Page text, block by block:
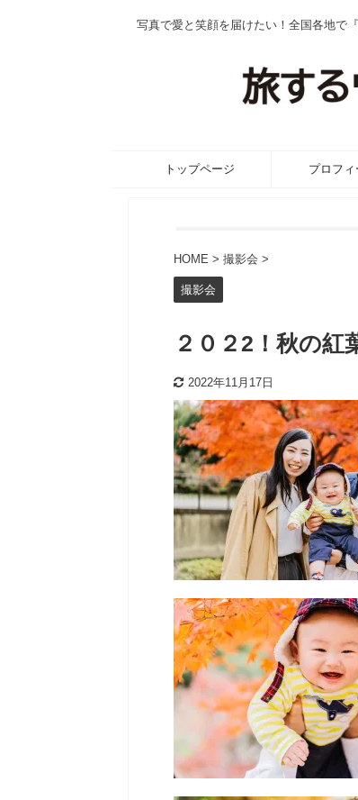
写真で愛と笑顔を届けたい！全国各地で
トップページ プロフィ
HOME > 撮影会 >
撮影会
２０２2！秋の紅
2022年11月17日